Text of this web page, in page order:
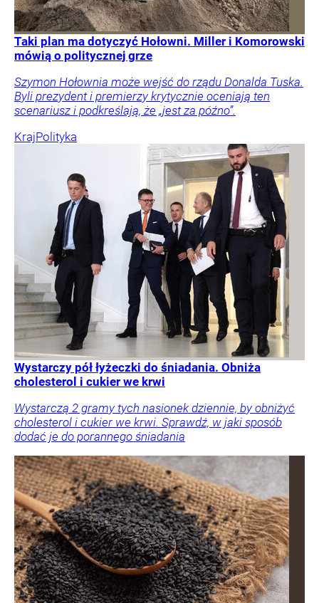
Taki plan ma dotyczyć Hołowni. Miller i Komorowski
mówią o politycznej grze
Szymon Hołownia może wejść do rządu Donalda Tuska.
Byli prezydent i premierzy krytycznie oceniają ten
scenariusz i podkreślają, że „jest za późno”.
KrajPolityka
Wystarczy pół łyżeczki do śniadania. Obniża
cholesterol i cukier we krwi
Wystarczą 2 gramy tych nasionek dziennie, by obniżyć
cholesterol i cukier we krwi. Sprawdź, w jaki sposób
dodać je do porannego śniadania